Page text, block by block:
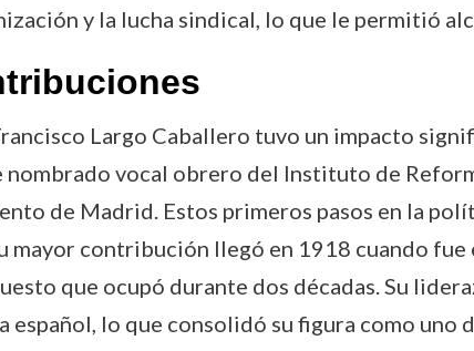
y la lucha sindical, lo que le permitió
Largo Caballero tuvo un impacto
nombrado vocal obrero del Instituto de
de Madrid. Estos primeros pasos en la
mayor contribución llegó en 1918 cuando
que ocupó durante dos décadas. Su
lo que consolidó su figura como uno